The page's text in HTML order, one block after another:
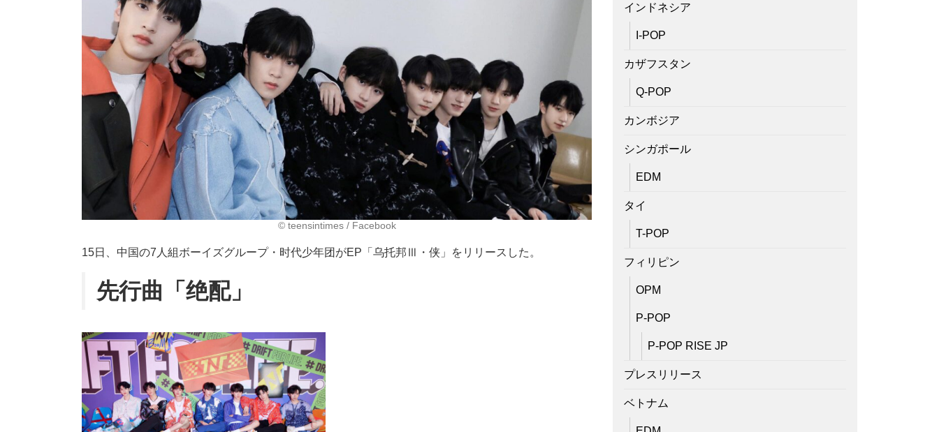
©︎ teensintimes / Facebook
15日、中国の7人組ボーイズグループ・时代少年团がEP「乌托邦Ⅲ・侠」をリリースした。
先行曲「绝配」
インドネシア
I-POP
カザフスタン
Q-POP
カンボジア
シンガポール
EDM
タイ
T-POP
フィリピン
OPM
P-POP
P-POP RISE JP
プレスリリース
ベトナム